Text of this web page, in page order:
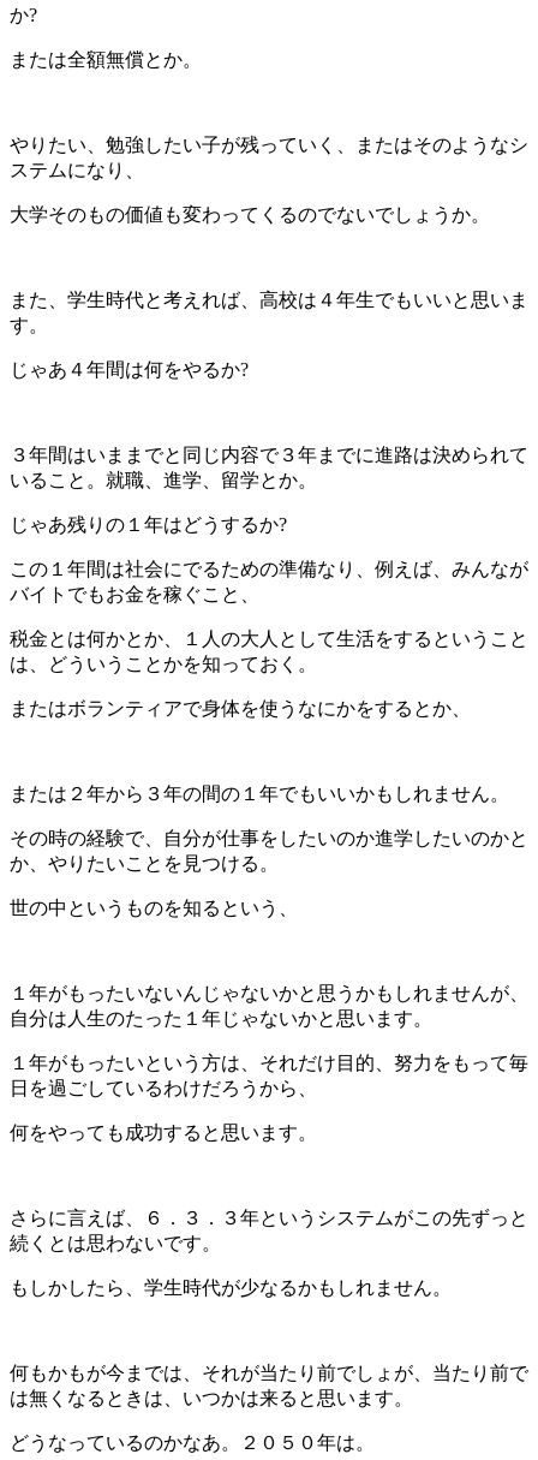
か?
または全額無償とか。
やりたい、勉強したい子が残っていく、またはそのようなシ
ステムになり、
大学そのもの価値も変わってくるのでないでしょうか。
また、学生時代と考えれば、高校は４年生でもいいと思いま
す。
じゃあ４年間は何をやるか?
３年間はいままでと同じ内容で３年までに進路は決められて
いること。就職、進学、留学とか。
じゃあ残りの１年はどうするか?
この１年間は社会にでるための準備なり、例えば、みんなが
バイトでもお金を稼ぐこと、
税金とは何かとか、１人の大人として生活をするということ
は、どういうことかを知っておく。
またはボランティアで身体を使うなにかをするとか、
または２年から３年の間の１年でもいいかもしれません。
その時の経験で、自分が仕事をしたいのか進学したいのかと
か、やりたいことを見つける。
世の中というものを知るという、
１年がもったいないんじゃないかと思うかもしれませんが、
自分は人生のたった１年じゃないかと思います。
１年がもったいという方は、それだけ目的、努力をもって毎
日を過ごしているわけだろうから、
何をやっても成功すると思います。
さらに言えば、６．３．３年というシステムがこの先ずっと
続くとは思わないです。
もしかしたら、学生時代が少なるかもしれません。
何もかもが今までは、それが当たり前でしょが、当たり前で
は無くなるときは、いつかは来ると思います。
どうなっているのかなあ。２０５０年は。